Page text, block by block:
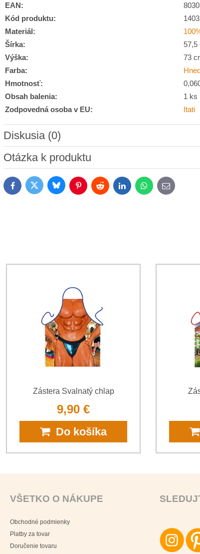
EAN:
Kód produktu:
1403
Materiál:
Šírka:
57,5
Výška:
73
Farba:
Hmotnosť:
Obsah balenia:
1 ks
Zodpovedná osoba v EU:
Itati
Diskusia (0)
Nový komentár
Oboznámil som sa s podmienkamiOchrany osobných
Otázka k produktu
FacebookTwitter BlueskyPinterestReddit LinkedInWhatsApp
E-
mail
Zástera Svalnatý chlap
9,90 €
Do košíka
VŠETKO O NÁKUPE
Obchodné podmienky
Platby za tovar
Doručenie tovaru